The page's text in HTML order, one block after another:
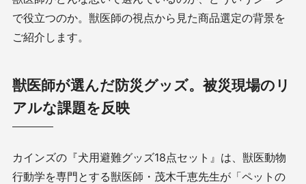
で役立つのか。獣医師の視点から見た商品選定の背景を
ご紹介します。
獣医師が選んだ防災グッズ。被災現場のリ
アルな課題を反映
カインズの『犬用避難グッズ18点セット』は、獣医動物
行動学を専門とする獣医師・茂木千恵先生が「ペットの